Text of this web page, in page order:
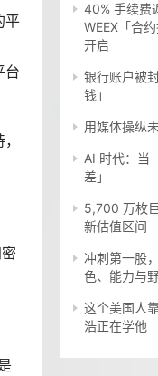
平
台
40% 手续费
WEEX「合
开启
银行账户被
钱」
用媒体操纵
AI 时代：当
差」
5,700 万枚
新估值区间
冲刺第一股
色、能力与
这个美国人
浩正在学他